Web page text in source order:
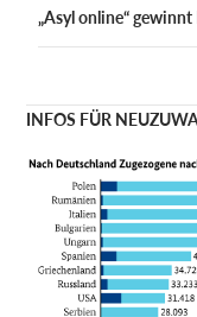
„Asyl online“
INFOS FÜR